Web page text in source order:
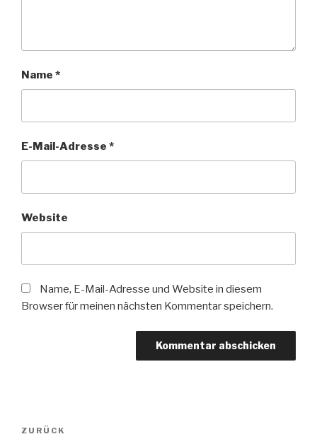
Name *
E-Mail-Adresse *
Website
Name, E-Mail-Adresse und Website in diesem
Browser für meinen nächsten Kommentar speichern.
Beitragsnavigation
Vorheriger
ZURÜCK